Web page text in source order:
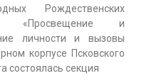
Рождественских
«Просвещение и
личности и вызовы
корпусе Псковского
состоялась секция